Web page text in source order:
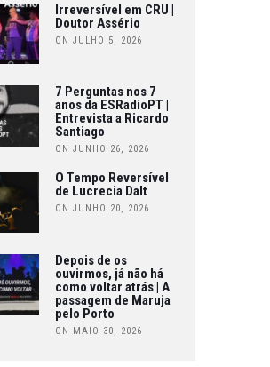
Irreversível em CRU |
Doutor Assério
ON JULHO 5, 2026
7 Perguntas nos 7
anos da ESRadioPT |
Entrevista a Ricardo
Santiago
ON JUNHO 26, 2026
O Tempo Reversível
de Lucrecia Dalt
ON JUNHO 20, 2026
Depois de os
ouvirmos, já não há
como voltar atrás | A
passagem de Maruja
pelo Porto
ON MAIO 30, 2026